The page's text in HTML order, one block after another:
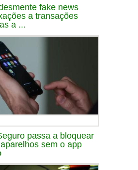
fake news
a transações
a ...
passa a bloquear
sem o app